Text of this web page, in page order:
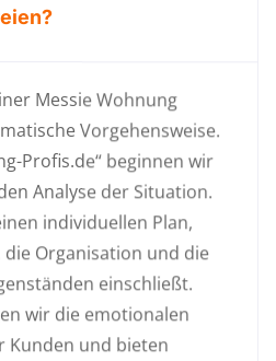
Messie Wohnung
Vorgehensweise.
Profis.de“ beginnen wir
Analyse der Situation.
individuellen Plan,
Organisation und die
einschließt.
wir die emotionalen
Kunden und bieten